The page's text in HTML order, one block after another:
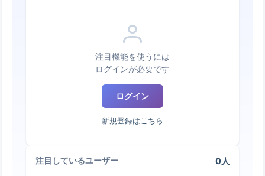
注目機能を使うには
ログインが必要です
ログイン
新規登録はこちら
注目しているユーザー 0人